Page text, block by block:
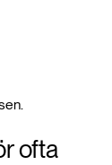
ofta